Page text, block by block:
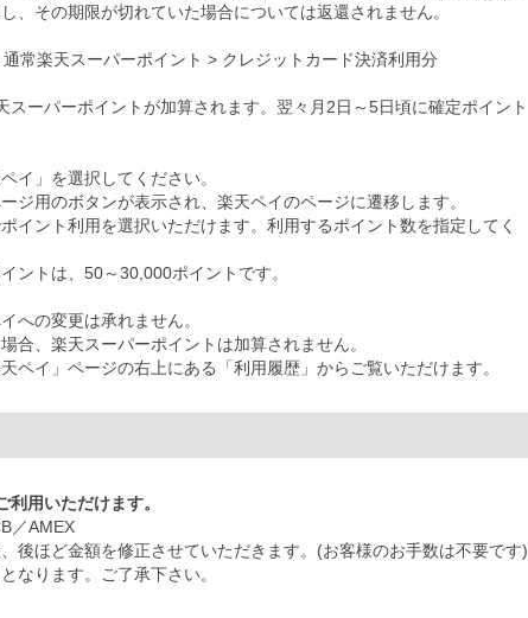
、その期限が切れていた場合については返還されません。
常楽天スーパーポイント > クレジットカード決済利用分
スーパーポイントが加算されます。翌々月2日～5日頃に確定ポイント
イ」を選択してください。
ジ用のボタンが表示され、楽天ペイのページに遷移します。
イント利用を選択いただけます。利用するポイント数を指定してく
ントは、50～30,000ポイントです。
への変更は承れません。
合、楽天スーパーポイントは加算されません。
ペイ」ページの右上にある「利用履歴」からご覧いただけます。
用いただけます。
／AMEX
後ほど金額を修正させていただきます。(お客様のお手数は不要です)
なります。ご了承下さい。